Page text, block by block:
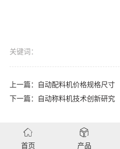
关键词：
上一篇： 自动配料机价格规格尺寸
下一篇： 自动称料机技术创新研究
首页 产品